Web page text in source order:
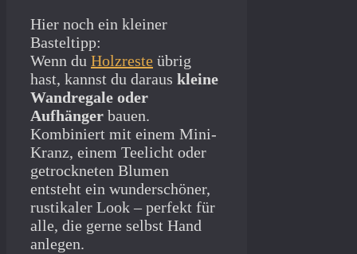
Hier noch ein kleiner
Basteltipp:
Wenn du Holzreste übrig
hast, kannst du daraus kleine
Wandregale oder
Aufhänger bauen.
Kombiniert mit einem Mini-
Kranz, einem Teelicht oder
getrockneten Blumen
entsteht ein wunderschöner,
rustikaler Look – perfekt für
alle, die gerne selbst Hand
anlegen.